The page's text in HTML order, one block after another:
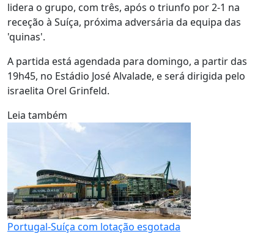
lidera o grupo, com três, após o triunfo por 2-1 na
receção à Suíça, próxima adversária da equipa das
'quinas'.
A partida está agendada para domingo, a partir das
19h45, no Estádio José Alvalade, e será dirigida pelo
israelita Orel Grinfeld.
Leia também
Portugal-Suíça com lotação esgotada